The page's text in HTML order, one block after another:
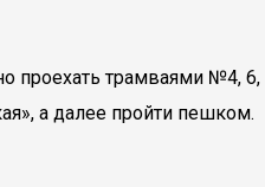
проехать трамваями №4, 6,
а далее пройти пешком.